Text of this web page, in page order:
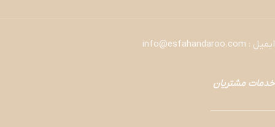
ایمیل : info@esfahandaroo.com
خدمات مشتریان
———————